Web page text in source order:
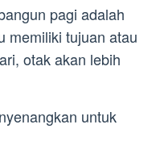
pagi adalah
memiliki tujuan atau
otak akan lebih
untuk